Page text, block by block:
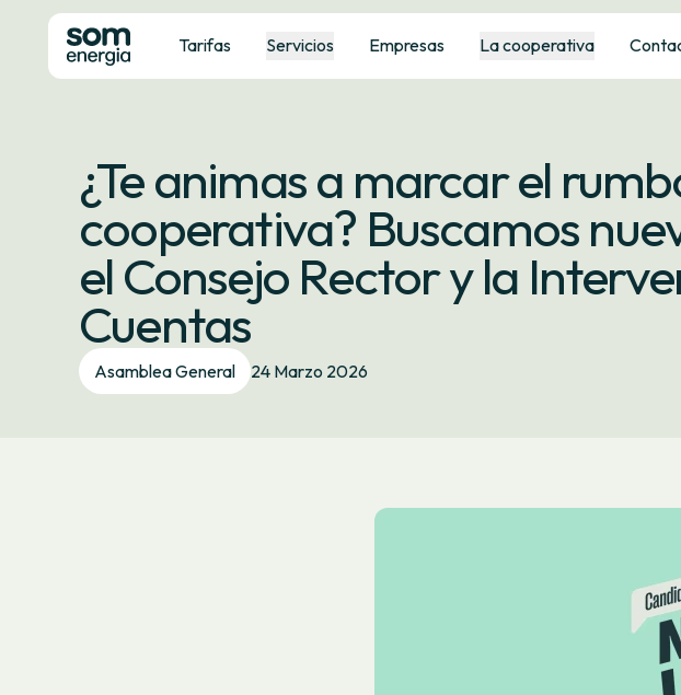
Tarifas Servicios Empresas La cooperativa
¿Te animas a marcar el
cooperativa? Buscamos
el Consejo Rector y la
Cuentas
Asamblea General 24 Marzo 2026